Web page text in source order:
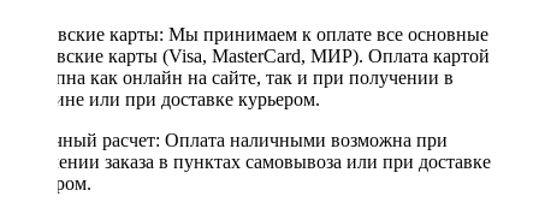
Банковские карты: Мы принимаем к оплате все основные
банковские карты (Visa, MasterCard, МИР). Оплата картой
доступна как онлайн на сайте, так и при получении в
магазине или при доставке курьером.
Наличный расчет: Оплата наличными возможна при
получении заказа в пунктах самовывоза или при доставке
курьером.